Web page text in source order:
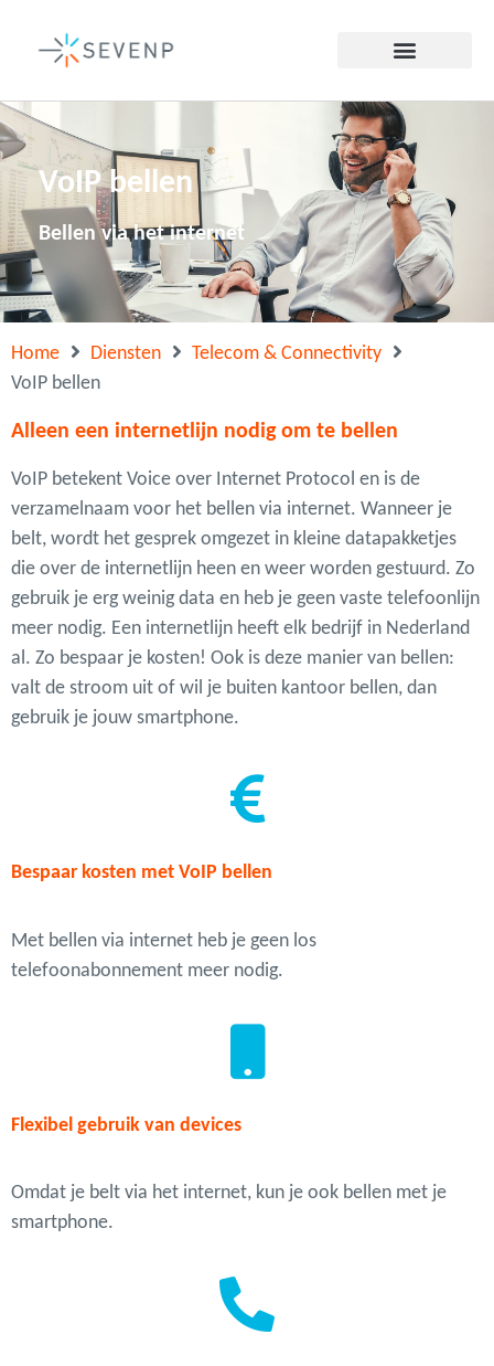
VoIP bellen
Bellen via het internet
Home Diensten
Telecom & Connectivity
VoIP bellen
Alleen een internetlijn nodig om te bellen
VoIP betekent Voice over Internet Protocol en is de
verzamelnaam voor het bellen via internet. Wanneer je
belt, wordt het gesprek omgezet in kleine datapakketjes
die over de internetlijn heen en weer worden gestuurd. Zo
gebruik je erg weinig data en heb je geen vaste telefoonlijn
meer nodig. Een internetlijn heeft elk bedrijf in Nederland
al. Zo bespaar je kosten! Ook is deze manier van bellen:
valt de stroom uit of wil je buiten kantoor bellen, dan
gebruik je jouw smartphone.
Bespaar kosten met VoIP bellen
Met bellen via internet heb je geen los
telefoonabonnement meer nodig.
Flexibel gebruik van devices
Omdat je belt via het internet, kun je ook bellen met je
smartphone.